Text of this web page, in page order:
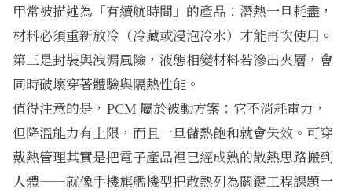
甲常被描述為「有續航時間」的產品：潛熱一旦耗盡，
材料必須重新放冷（冷藏或浸泡冷水）才能再次使用。
第三是封裝與洩漏風險，液態相變材料若滲出夾層，會
同時破壞穿著體驗與隔熱性能。
值得注意的是，PCM 屬於被動方案：它不消耗電力，
但降溫能力有上限，而且一旦儲熱飽和就會失效。可穿
戴熱管理其實是把電子產品裡已經成熟的散熱思路搬到
人體——就像手機旗艦機型把散熱列為關鍵工程課題一